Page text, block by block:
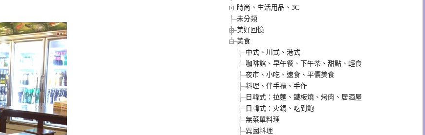
時尚、生活用品、3C
未分類
美好回憶
美食
中式、川式、港式
咖啡館、早午餐、下午茶、甜點、輕食
夜市、小吃、速食、平價美食
料理、伴手禮、手作
日韓式：拉麵、鐵板燒、烤肉、居酒屋
日韓式：火鍋、吃到飽
無菜單料理
異國料理